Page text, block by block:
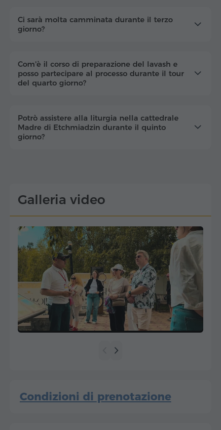
Ci sarà molta camminata durante il terzo
giorno?
Com'è il corso di preparazione del lavash e
posso partecipare al processo durante il tour
del quarto giorno?
Potrò assistere alla liturgia nella cattedrale
Madre di Etchmiadzin durante il quinto
giorno?
Galleria video
Condizioni di prenotazione